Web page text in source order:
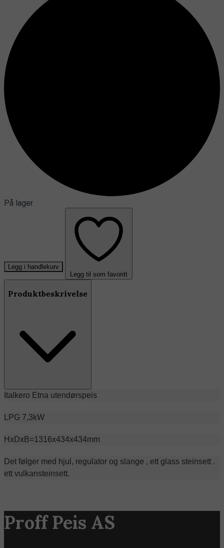
På lager
Legg i handlekurv
Legg til som favoritt
Produktbeskrivelse
Italkero Etna utendørspeis
LPG 7,3kW
HxDxB=1316x434x434mm
Det følger med hjul, regulator og slange , ett glass steinsett .
ett vulkansteinsett.
Proff Peis AS